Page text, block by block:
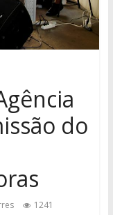
do
1241